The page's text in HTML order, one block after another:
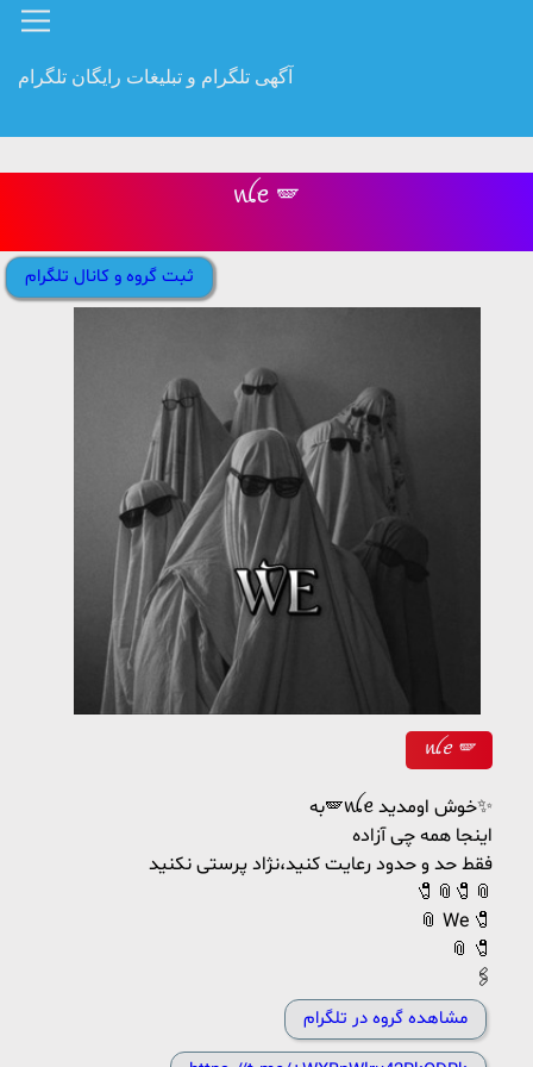
آگهی تلگرام و تبلیغات رایگان تلگرام
ꪡꫀ 🪽
ثبت گروه و کانال تلگرام
ꪡꫀ 🪽
به🪽ꪡꫀ خوش اومدید✨
اینجا همه چی آزاده
فقط حد و حدود رعایت کنید،نژاد پرستی نکنید
🧷📎🧷📎
📎 We 🧷
📎 🧷
🖇️
مشاهده گروه در تلگرام